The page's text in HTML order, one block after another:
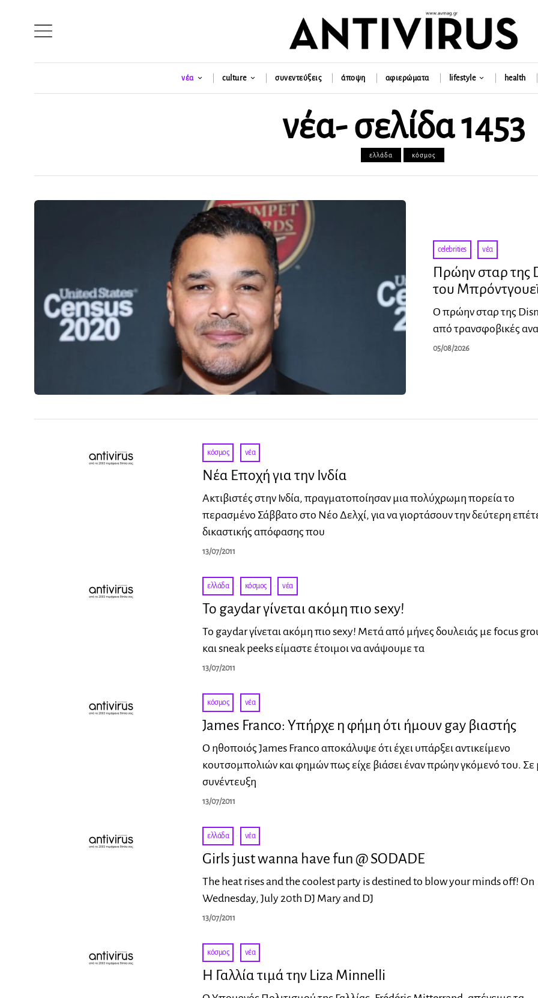
νέα culture συνεντεύξεις άποψη αφιερώματα lifestyle health
νέα- σελίδα 1453
ελλάδα κόσμος
celebrities · νέα
Πρώην σταρ της
του
Ο πρώην σταρ της
από τρανσφοβικές
05/08/2026
κόσμος · νέα
Νέα Εποχή για την Ινδία
Ακτιβιστές στην Ινδία, πραγματοποίησαν μια πολύχρωμη πορεία το
περασμένο Σάββατο στο Νέο Δελχί, για να γιορτάσουν την δεύτερη
δικαστικής απόφασης που
13/07/2011
ελλάδα · κόσμος · νέα
Το gaydar γίνεται ακόμη πιο sexy!
Το gaydar γίνεται ακόμη πιο sexy! Μετά από μήνες δουλειάς με focus
και sneak peeks είμαστε έτοιμοι να ανάψουμε τα
13/07/2011
κόσμος · νέα
James Franco: Υπήρχε η φήμη ότι ήμουν gay βιαστής
Ο ηθοποιός James Franco αποκάλυψε ότι έχει υπάρξει αντικείμενο
κουτσομπολιών και φημών πως είχε βιάσει έναν πρώην γκόμενό του. Σε
συνέντευξη
13/07/2011
ελλάδα · νέα
Girls just wanna have fun @ SODADE
The heat rises and the coolest party is destined to blow your minds off! On
Wednesday, July 20th DJ Mary and DJ
13/07/2011
κόσμος · νέα
Η Γαλλία τιμά την Liza Minnelli